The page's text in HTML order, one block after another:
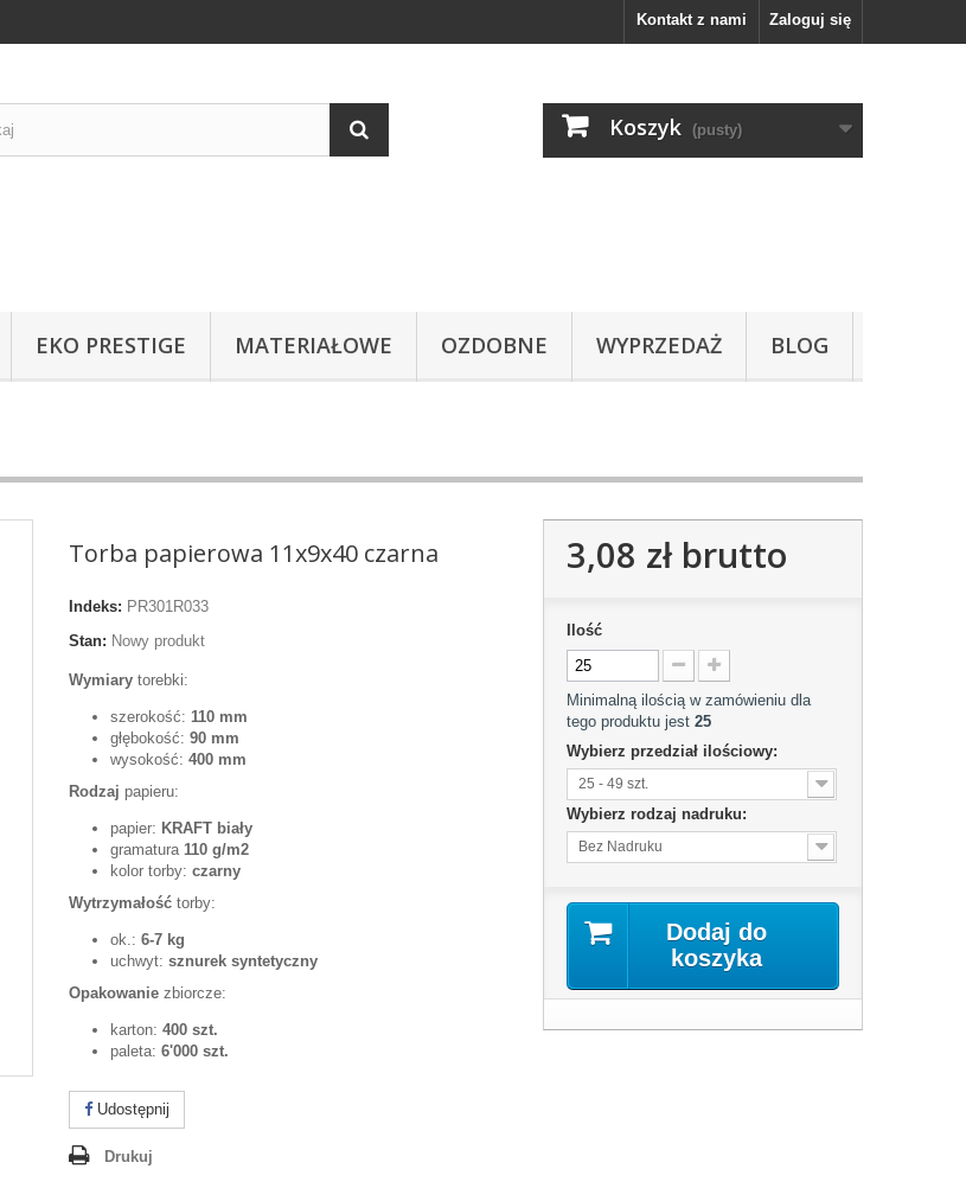
Zaloguj się
Kontakt z nami
Koszyk (pusty)
EKO PRESTIGE MATERIAŁOWE OZDOBNE WYPRZEDAŻ BLOG
Torba papierowa 11x9x40 czarna
Indeks: PR301R033
Stan: Nowy produkt
Wymiary torebki:
szerokość: 110 mm
głębokość: 90 mm
wysokość: 400 mm
Rodzaj papieru:
papier: KRAFT biały
gramatura 110 g/m2
kolor torby: czarny
Wytrzymałość torby:
ok.: 6-7 kg
uchwyt: sznurek syntetyczny
Opakowanie zbiorcze:
karton: 400 szt.
paleta: 6'000 szt.
Udostępnij
Drukuj
3,08 złbrutto
Ilość
Minimalną ilością w zamówieniu dla
tego produktu jest 25
Wybierz przedział ilościowy:
25 - 49 szt.
Wybierz rodzaj nadruku:
Bez Nadruku
Dodaj do
koszyka